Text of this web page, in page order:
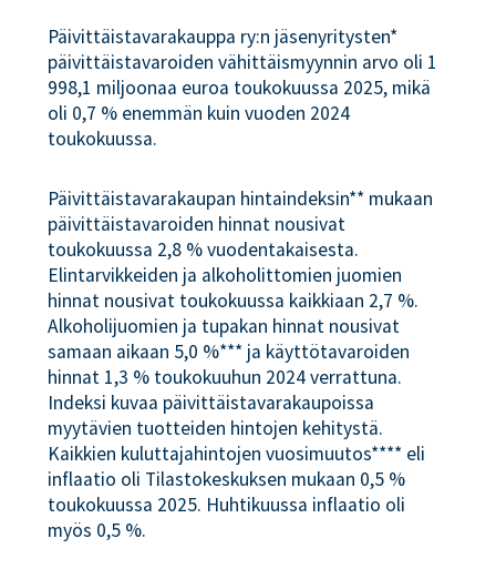
Päivittäistavarakauppa ry:n jäsenyritysten*
päivittäistavaroiden vähittäismyynnin arvo oli 1
998,1 miljoonaa euroa toukokuussa 2025, mikä
oli 0,7 % enemmän kuin vuoden 2024
toukokuussa.
Päivittäistavarakaupan hintaindeksin** mukaan
päivittäistavaroiden hinnat nousivat
toukokuussa 2,8 % vuodentakaisesta.
Elintarvikkeiden ja alkoholittomien juomien
hinnat nousivat toukokuussa kaikkiaan 2,7 %.
Alkoholijuomien ja tupakan hinnat nousivat
samaan aikaan 5,0 %*** ja käyttötavaroiden
hinnat 1,3 % toukokuuhun 2024 verrattuna.
Indeksi kuvaa päivittäistavarakaupoissa
myytävien tuotteiden hintojen kehitystä.
Kaikkien kuluttajahintojen vuosimuutos**** eli
inflaatio oli Tilastokeskuksen mukaan 0,5 %
toukokuussa 2025. Huhtikuussa inflaatio oli
myös 0,5 %.